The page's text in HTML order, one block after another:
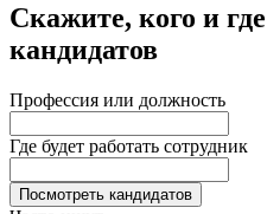
Скажите, кого и
кандидатов
Профессия или должность
Где будет работать сотрудник
Посмотреть кандидатов